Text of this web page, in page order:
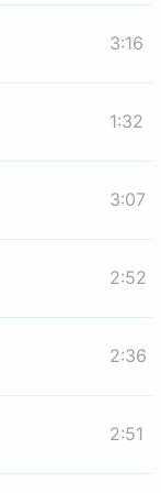
3:16
1:32
3:07
2:52
2:36
2:51